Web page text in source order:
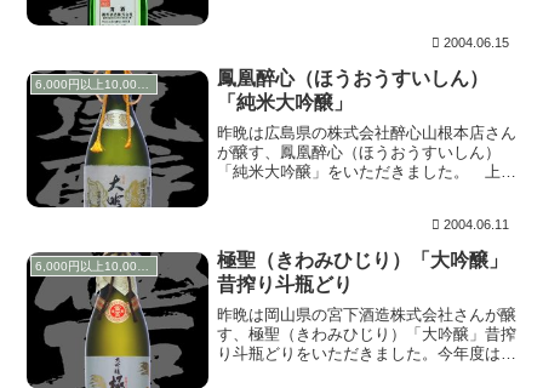
見つけた酒屋さんで購入しました。 上立
ち香は心地よ...
2004.06.15
鳳凰醉心（ほうおうすいしん）
「純米大吟醸」
昨晩は広島県の株式会社醉心山根本店さん
が醸す、鳳凰醉心（ほうおうすいしん）
「純米大吟醸」をいただきました。 上立
綺麗な造りの中に、ほのかな甘味や酸味が
バランス良く広...
2004.06.11
極聖（きわみひじり）「大吟醸」
昔搾り斗瓶どり
昨晩は岡山県の宮下酒造株式会社さんが醸
す、極聖（きわみひじり）「大吟醸」昔搾
り斗瓶どりをいただきました。今年度は残